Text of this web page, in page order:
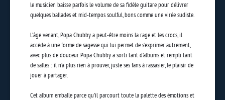
le musicien baisse parfois le volume de sa fidèle guitare pour délivrer
quelques ballades et mid-tempos soulful, bons comme une virée sudiste.
L’âge venant, Popa Chubby a peut-être moins la rage et les crocs, il
accède à une forme de sagesse qui lui permet de s’exprimer autrement,
avec plus de douceur. Popa Chubby a sorti tant d’albums et rempli tant
de salles : il n’a plus rien à prouver, juste ses fans à rassasier, le plaisir de
jouer à partager.
Cet album emballe parce qu’il parcourt toute la palette des émotions et